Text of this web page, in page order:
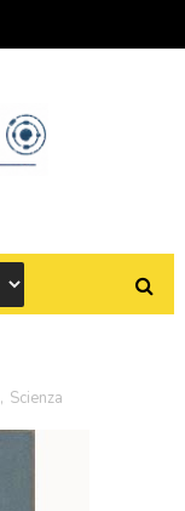
, Scienza